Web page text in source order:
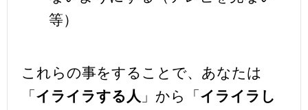
等）
これらの事をすることで、あなたは
「 イライラする人 」から「 イライラし